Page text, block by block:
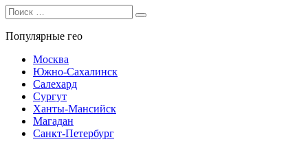
Search
for:
Search
Популярные гео
Москва
Южно-Сахалинск
Салехард
Сургут
Ханты-Мансийск
Магадан
Санкт-Петербург